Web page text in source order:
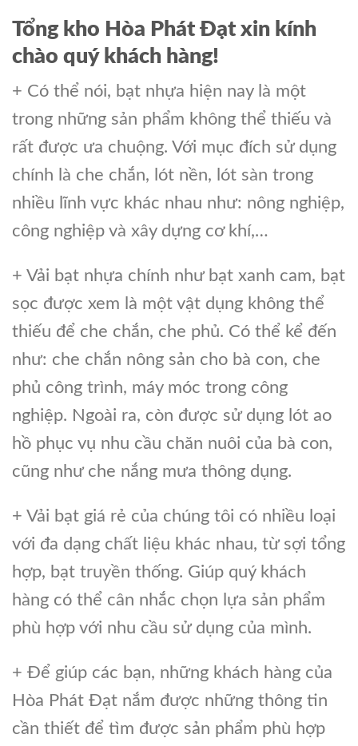
Tổng kho Hòa Phát Đạt xin kính
chào quý khách hàng!
+ Có thể nói, bạt nhựa hiện nay là một
trong những sản phẩm không thể thiếu và
rất được ưa chuộng. Với mục đích sử dụng
chính là che chắn, lót nền, lót sàn trong
nhiều lĩnh vực khác nhau như: nông nghiệp,
công nghiệp và xây dựng cơ khí,…
+ Vải bạt nhựa chính như bạt xanh cam, bạt
sọc được xem là một vật dụng không thể
thiếu để che chắn, che phủ. Có thể kể đến
như: che chắn nông sản cho bà con, che
phủ công trình, máy móc trong công
nghiệp. Ngoài ra, còn được sử dụng lót ao
hồ phục vụ nhu cầu chăn nuôi của bà con,
cũng như che nắng mưa thông dụng.
+ Vải bạt giá rẻ của chúng tôi có nhiều loại
với đa dạng chất liệu khác nhau, từ sợi tổng
hợp, bạt truyền thống. Giúp quý khách
hàng có thể cân nhắc chọn lựa sản phẩm
phù hợp với nhu cầu sử dụng của mình.
+ Để giúp các bạn, những khách hàng của
Hòa Phát Đạt nắm được những thông tin
cần thiết để tìm được sản phẩm phù hợp